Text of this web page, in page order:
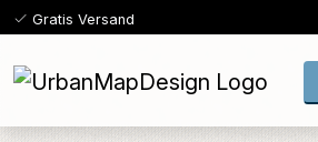
Gratis Versand